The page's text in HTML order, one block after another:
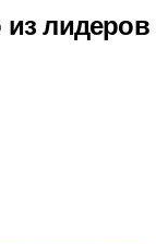
лидеров